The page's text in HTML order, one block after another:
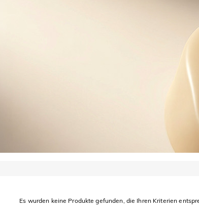
Es wurden keine Produkte gefunden, die Ihren Kriterien